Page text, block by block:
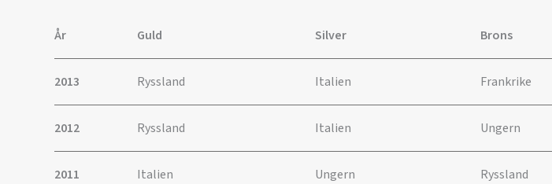
År Guld Silver Brons
2013 Ryssland Italien Frankrike
2012 Ryssland Italien Ungern
2011 Italien Ungern Ryssland